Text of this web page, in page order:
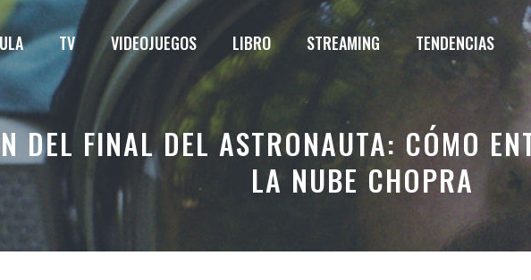
TV VIDEOJUEGOS LIBRO STREAMING TENDENCIAS
DEL FINAL DEL ASTRONAUTA: CÓMO
LA NUBE CHOPRA